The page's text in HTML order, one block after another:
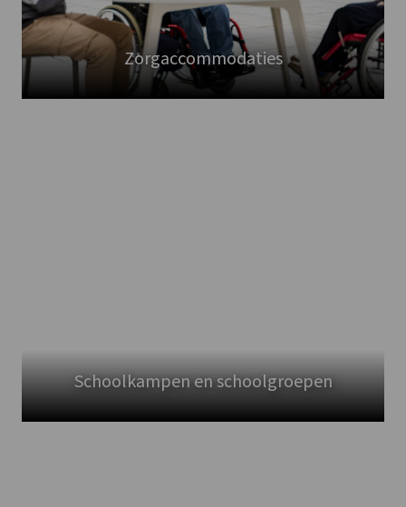
Zorgaccommodaties
Schoolkampen en schoolgroepen